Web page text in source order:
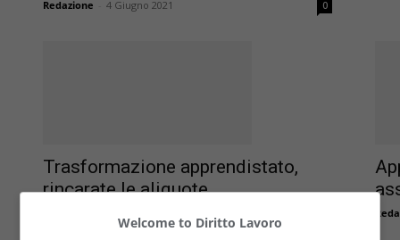
Redazione 4 Giugno 2021 0
Trasformazione apprendistato,
rincarate le aliquote
Welcome to Diritto Lavoro